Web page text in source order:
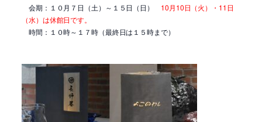
会期：１０月７日（土）～１５日（日） 10月10日（火）・11日
（水）は休館日です。
時間：１０時～１７時（最終日は１５時まで）